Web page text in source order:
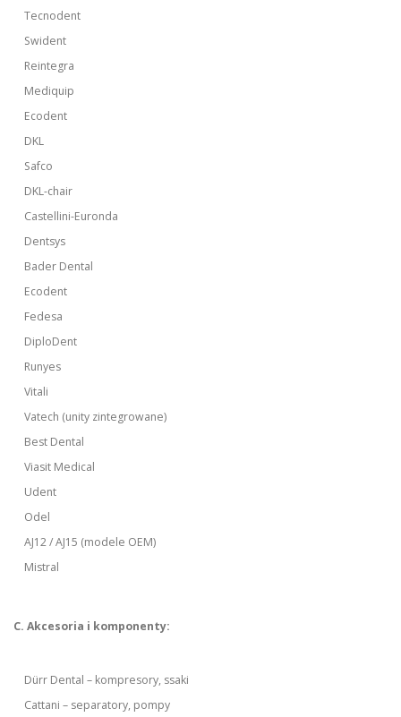
Tecnodent
Swident
Reintegra
Mediquip
Ecodent
DKL
Safco
DKL-chair
Castellini-Euronda
Dentsys
Bader Dental
Ecodent
Fedesa
DiploDent
Runyes
Vitali
Vatech (unity zintegrowane)
Best Dental
Viasit Medical
Udent
Odel
AJ12 / AJ15 (modele OEM)
Mistral
C. Akcesoria i komponenty:
Dürr Dental – kompresory, ssaki
Cattani – separatory, pompy